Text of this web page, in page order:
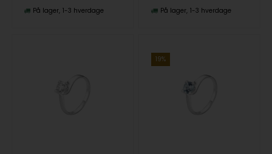
På lager 1-3 hverdage På lager 1-3 hverdage
19%